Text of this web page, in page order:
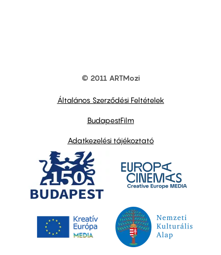
© 2011 ARTMozi
Általános Szerződési Feltételek
BudapestFilm
Adatkezelési tájékoztató